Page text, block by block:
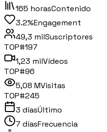
165 horasContenido
3.2%Engagement
49,3 milSuscriptores
TOP#197
1,23 milVídeos
TOP#96
5,08 MVisitas
TOP#245
3 díasÚltimo
7 díasFrecuencia